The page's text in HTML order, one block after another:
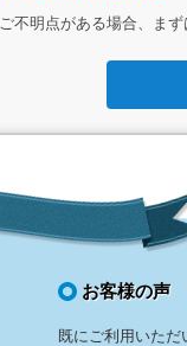
不明点がある場合、ま
お客様の声
既にご利用いた